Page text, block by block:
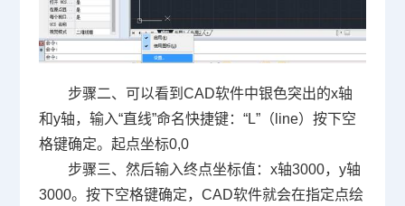
步骤二、可以看到 CAD软件中银色突出的x轴
和y轴，输入“直线”命名快捷键： “L”（ line）按下空
格键确定。起点坐标0,0
步骤三、然后输入终点坐标值： x轴3000， y轴
3000。按下空格键确定， CAD软件就会在指定点绘